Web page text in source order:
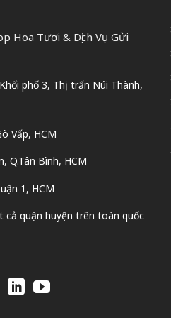
Hoa Tươi & Dịch Vụ Gửi
phố 3, Thị trấn Núi Thành,
Vấp, HCM
Q.Tân Bình, HCM
1, HCM
cả quận huyện trên toàn quốc